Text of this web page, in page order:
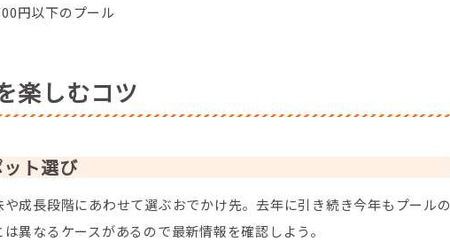
円以下のプール
楽しむコツ
ト選び
成長段階にあわせて選ぶおでかけ先。去年に引き続き今年もプールの
異なるケースがあるので最新情報を確認しよう。